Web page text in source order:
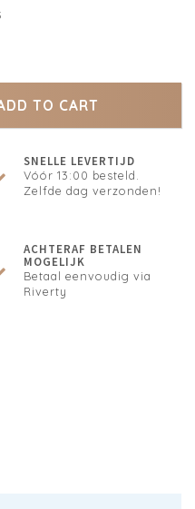
TO CART
SNELLE LEVERTIJD
Vóór 13:00 besteld.
Zelfde dag verzonden!
ACHTERAF BETALEN
MOGELIJK
Betaal eenvoudig via
Riverty